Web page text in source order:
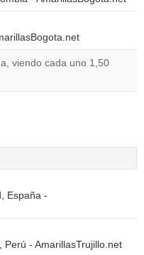
viendo cada uno 1,50
España -
Perú - AmarillasTrujillo.net